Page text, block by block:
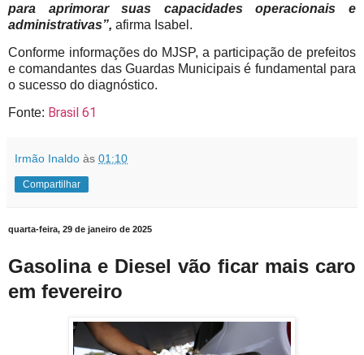
para aprimorar suas capacidades operacionais e
administrativas”, afirma Isabel.
Conforme informações do MJSP, a participação de prefeitos
e comandantes das Guardas Municipais é fundamental para
o sucesso do diagnóstico.
Fonte: Brasil 61
Irmão Inaldo às 01:10
Compartilhar
quarta-feira, 29 de janeiro de 2025
Gasolina e Diesel vão ficar mais caro
em fevereiro